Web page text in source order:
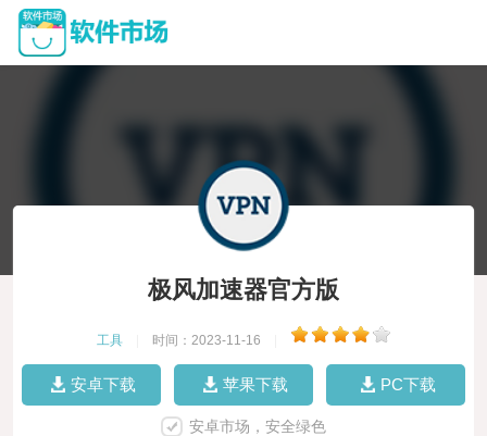
极风加速器官方版
工具 时间：2023-11-16
安卓下载 苹果下载 PC下载
安卓市场，安全绿色